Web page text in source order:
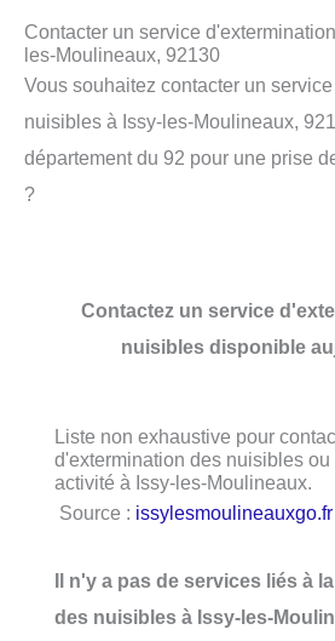
Contacter un service
les-Moulineaux, 92130
Vous souhaitez contacter un
nuisibles à Issy-les-Moulineaux,
département du 92 pour une prise
?
Contactez un service
nuisibles disponible
Liste non exhaustive pour
d'extermination des nuisibles
activité à Issy-les-Moulineaux.
Source : issylesmoulineauxgo.fr
Il n'y a pas de services liés à
des nuisibles à Issy-les-